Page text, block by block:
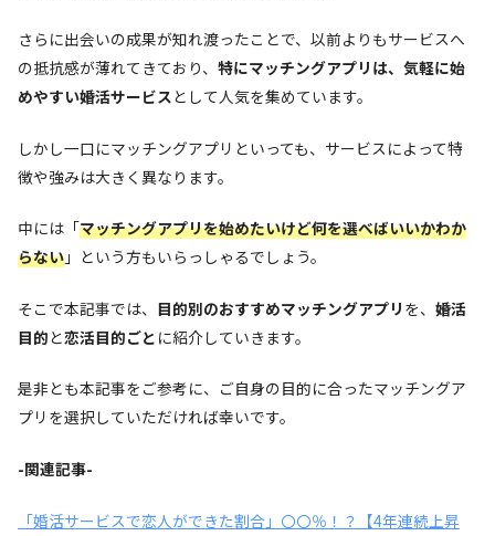
さらに出会いの成果が知れ渡ったことで、以前よりもサービスへ
の抵抗感が薄れてきており、 特にマッチングアプリは、気軽に始
めやすい婚活サービス として人気を集めています。
しかし一口にマッチングアプリといっても、サービスによって特
徴や強みは大きく異なります。
中には「マッチングアプリを始めたいけど何を選べばいいかわか
らない 」という方もいらっしゃるでしょう。
そこで本記事では、 目的別のおすすめマッチングアプリ を、 婚活
目的 と恋活目的ごと に紹介していきます。
是非とも本記事をご参考に、ご自身の目的に合ったマッチングア
プリを選択していただければ幸いです。
-関連記事-
「婚活サービスで恋人ができた割合」〇〇％！？【4年連続上昇